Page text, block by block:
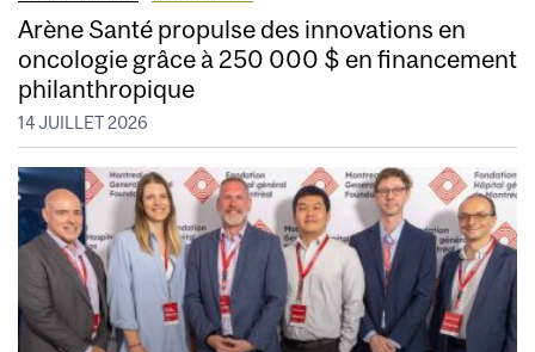
Arène Santé propulse des innovations en
oncologie grâce à 250 000 $ en financement
philanthropique
14 JUILLET 2026